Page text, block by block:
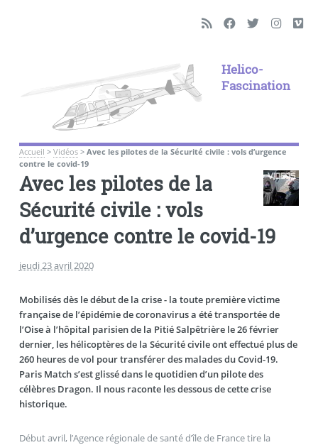
Helico-
Fascination
Accueil > Vidéos> Avec les pilotes de la Sécurité civile : vols d’urgence
contre le covid-19
Avec les pilotes de la
Sécurité civile : vols
d’urgence contre le covid-19
jeudi 23 avril 2020
Mobilisés dès le début de la crise - la toute première victime
française de l’épidémie de coronavirus a été transportée de
l’Oise à l’hôpital parisien de la Pitié Salpêtrière le 26 février
dernier, les hélicoptères de la Sécurité civile ont effectué plus de
260 heures de vol pour transférer des malades du Covid-19.
Paris Match s’est glissé dans le quotidien d’un pilote des
célèbres Dragon. Il nous raconte les dessous de cette crise
historique.
Début avril, l’Agence régionale de santé d’île de France tire la